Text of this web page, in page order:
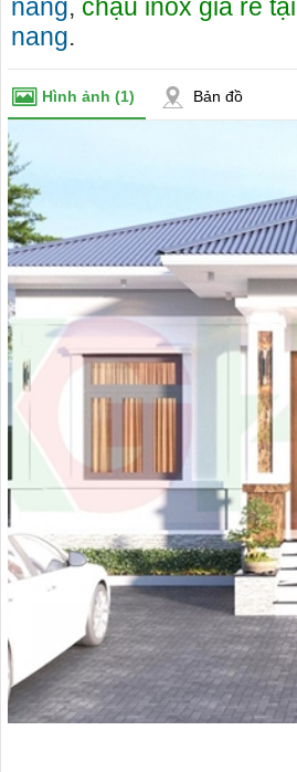
nang, chậu inox giá rẻ
nang.
Hình ảnh (1) Bản đồ